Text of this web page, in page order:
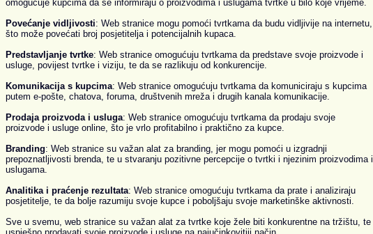
omogućuje kupcima da se informiraju o proizvodima i uslugama tvrtke u bilo koje vrijeme.
Povećanje vidljivosti: Web stranice mogu pomoći tvrtkama da budu vidljivije na internetu,
što može povećati broj posjetitelja i potencijalnih kupaca.
Predstavljanje tvrtke: Web stranice omogućuju tvrtkama da predstave svoje proizvode i
usluge, povijest tvrtke i viziju, te da se razlikuju od konkurencije.
Komunikacija s kupcima: Web stranice omogućuju tvrtkama da komuniciraju s kupcima
putem e-pošte, chatova, foruma, društvenih mreža i drugih kanala komunikacije.
Prodaja proizvoda i usluga: Web stranice omogućuju tvrtkama da prodaju svoje
proizvode i usluge online, što je vrlo profitabilno i praktično za kupce.
Branding: Web stranice su važan alat za branding, jer mogu pomoći u izgradnji
prepoznatljivosti brenda, te u stvaranju pozitivne percepcije o tvrtki i njezinim proizvodima i
uslugama.
Analitika i praćenje rezultata: Web stranice omogućuju tvrtkama da prate i analiziraju
posjetitelje, te da bolje razumiju svoje kupce i poboljšaju svoje marketinške aktivnosti.
Sve u svemu, web stranice su važan alat za tvrtke koje žele biti konkurentne na tržištu, te
uspješno prodavati svoje proizvode i usluge na najučinkovitiji način.